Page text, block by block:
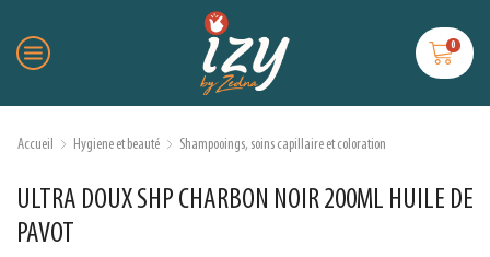
0
Accueil Hygiene et beauté Shampooings, soins capillaire et coloration
ULTRA DOUX SHP CHARBON NOIR 200ML HUILE DE
PAVOT